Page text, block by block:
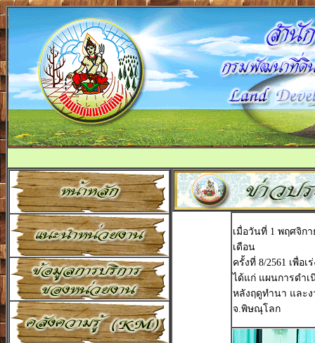
เมื่อวันที่ 1 พฤศจิก
เดือน
ครั้งที่ 8/2561 เพื่อ
ได้แก่ แผนการดำ
หลังฤดูทำนา และ
จ.พิษณุโลก